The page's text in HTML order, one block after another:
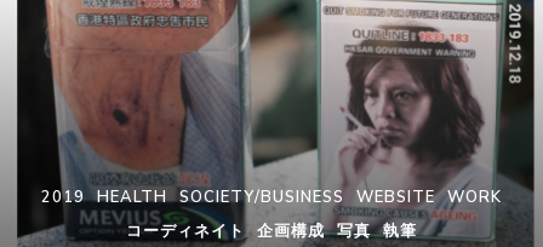
2019 HEALTH SOCIETY/BUSINESS WEBSITE WORK
コーディネイト 企画構成 写真 執筆